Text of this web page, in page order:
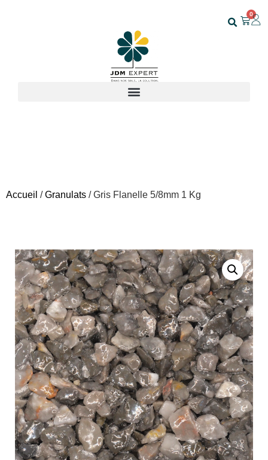
0
Accueil /Granulats / Gris Flanelle 5/8mm 1 Kg